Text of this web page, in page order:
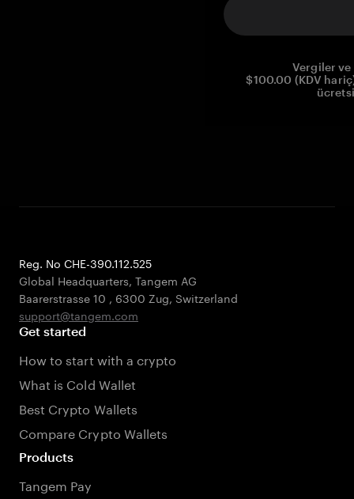
Vergiler
$100.00 (KDV
Reg. No CHE-390.112.525
Global Headquarters, Tangem AG
Baarerstrasse 10 , 6300 Zug, Switzerland
support@tangem.com
Get started
How to start with a crypto
What is Cold Wallet
Best Crypto Wallets
Compare Crypto Wallets
Products
Tangem Pay